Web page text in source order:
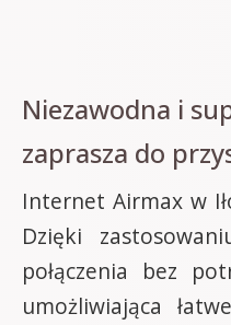
Niezawodna i
zaprasza do
Internet Airmax w
Dzięki
połączenia bez
umożliwiająca